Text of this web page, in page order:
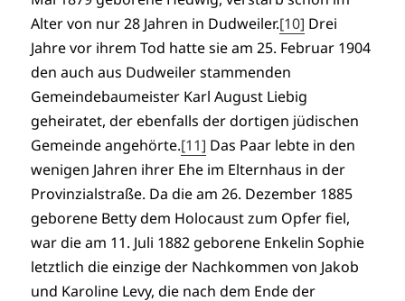
Alter von nur 28 Jahren in Dudweiler.[10] Drei
Jahre vor ihrem Tod hatte sie am 25. Februar 1904
den auch aus Dudweiler stammenden
Gemeindebaumeister Karl August Liebig
geheiratet, der ebenfalls der dortigen jüdischen
Gemeinde angehörte.[11] Das Paar lebte in den
wenigen Jahren ihrer Ehe im Elternhaus in der
Provinzialstraße. Da die am 26. Dezember 1885
geborene Betty dem Holocaust zum Opfer fiel,
war die am 11. Juli 1882 geborene Enkelin Sophie
letztlich die einzige der Nachkommen von Jakob
und Karoline Levy, die nach dem Ende der